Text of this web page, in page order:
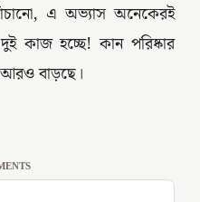
এ অভ্যাস অনেকেরই
কাজ হচ্ছে! কান পরিষ্কার
বাড়ছে।